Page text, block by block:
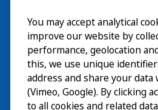
Besök
Utforska
På gång
Om
You may accept analytical
improve our website by
performance, geolocation
this, we use unique
address and share your
(Vimeo, Google). By clicking
to all cookies and related